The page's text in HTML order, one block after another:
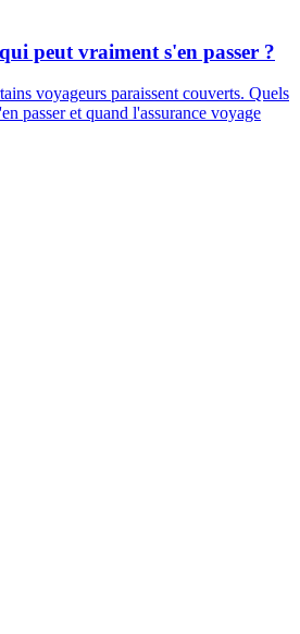
peut vraiment s'en passer ?
voyageurs paraissent couverts. Quels
passer et quand l'assurance voyage